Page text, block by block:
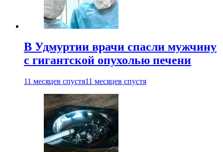
В Удмуртии врачи спасли мужчину
с гигантской опухолью печени
11 месяцев спустя11 месяцев спустя